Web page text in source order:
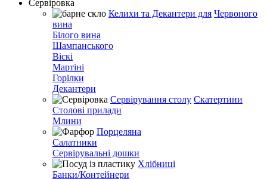
Сервіровка
Келихи та Декантери для Червоного
вина
Білого вина
Шампанського
Віскі
Мартіні
Горілки
Декантери
Сервірування столу Скатертини
Столові прилади
Млини
Порцеляна
Салатники
Сервірувальні дошки
Хлібниці
Банки/Контейнери